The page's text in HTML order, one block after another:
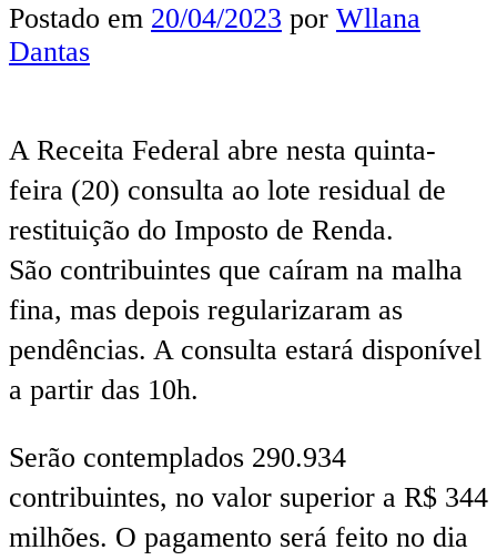
Postado em 20/04/2023 por Wllana
Dantas
A Receita Federal abre nesta quinta-
feira (20) consulta ao lote residual de
restituição do Imposto de Renda.
São contribuintes que caíram na malha
fina, mas depois regularizaram as
pendências. A consulta estará disponível
a partir das 10h.
Serão contemplados 290.934
contribuintes, no valor superior a R$ 344
milhões. O pagamento será feito no dia